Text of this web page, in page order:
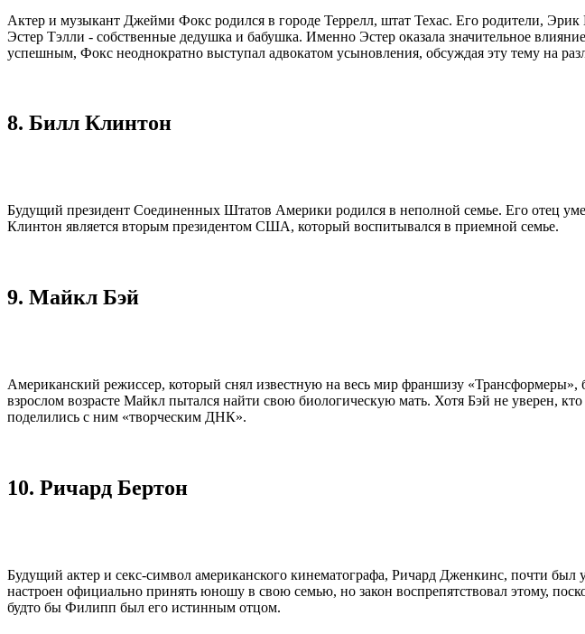
Актер и музыкант Джейми Фокс родился в городе Террелл, штат Техас. Его родители,
Эстер Тэлли - собственные дедушка и бабушка. Именно Эстер оказала значительное
успешным, Фокс неоднократно выступал адвокатом усыновления, обсуждая эту тему на
8. Билл Клинтон
Будущий президент Соединенных Штатов Америки родился в неполной семье. Его отец
Клинтон является вторым президентом США, который воспитывался в приемной семье.
9. Майкл Бэй
Американский режиссер, который снял известную на весь мир франшизу «Трансформеры»,
взрослом возрасте Майкл пытался найти свою биологическую мать. Хотя Бэй не уверен,
поделились с ним «творческим ДНК».
10. Ричард Бертон
Будущий актер и секс-символ американского кинематографа, Ричард Дженкинс, почти
настроен официально принять юношу в свою семью, но закон воспрепятствовал этому,
будто бы Филипп был его истинным отцом.